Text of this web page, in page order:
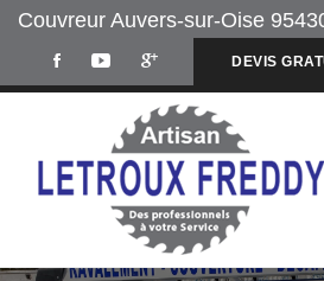
Couvreur Auvers-sur-Oise
DEVIS